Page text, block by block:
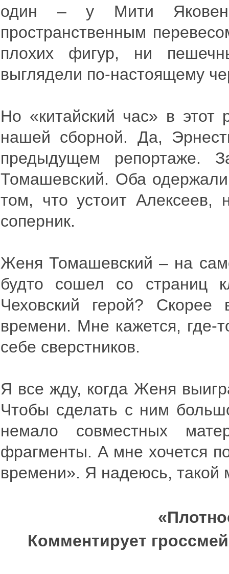
один – у Мити
пространственным
плохих фигур, ни
выглядели по-настоящему
Но «китайский час» в этот
нашей сборной. Да,
предыдущем
Томашевский. Оба
том, что устоит Алексеев,
соперник.
Женя Томашевский – на
будто сошел со страниц
Чеховский герой?
времени. Мне кажется,
себе сверстников.
Я все жду, когда Женя
Чтобы сделать с ним
немало совместных
фрагменты. А мне хочется
времени». Я надеюсь,
Комментирует